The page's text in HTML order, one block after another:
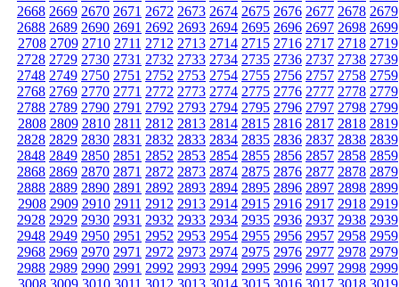
2668 2669 2670 2671 2672 2673 2674 2675 2676 2677 2678 2679
2688 2689 2690 2691 2692 2693 2694 2695 2696 2697 2698 2699
2708 2709 2710 2711 2712 2713 2714 2715 2716 2717 2718 2719
2728 2729 2730 2731 2732 2733 2734 2735 2736 2737 2738 2739
2748 2749 2750 2751 2752 2753 2754 2755 2756 2757 2758 2759
2768 2769 2770 2771 2772 2773 2774 2775 2776 2777 2778 2779
2788 2789 2790 2791 2792 2793 2794 2795 2796 2797 2798 2799
2808 2809 2810 2811 2812 2813 2814 2815 2816 2817 2818 2819
2828 2829 2830 2831 2832 2833 2834 2835 2836 2837 2838 2839
2848 2849 2850 2851 2852 2853 2854 2855 2856 2857 2858 2859
2868 2869 2870 2871 2872 2873 2874 2875 2876 2877 2878 2879
2888 2889 2890 2891 2892 2893 2894 2895 2896 2897 2898 2899
2908 2909 2910 2911 2912 2913 2914 2915 2916 2917 2918 2919
2928 2929 2930 2931 2932 2933 2934 2935 2936 2937 2938 2939
2948 2949 2950 2951 2952 2953 2954 2955 2956 2957 2958 2959
2968 2969 2970 2971 2972 2973 2974 2975 2976 2977 2978 2979
2988 2989 2990 2991 2992 2993 2994 2995 2996 2997 2998 2999
3008 3009 3010 3011 3012 3013 3014 3015 3016 3017 3018 3019